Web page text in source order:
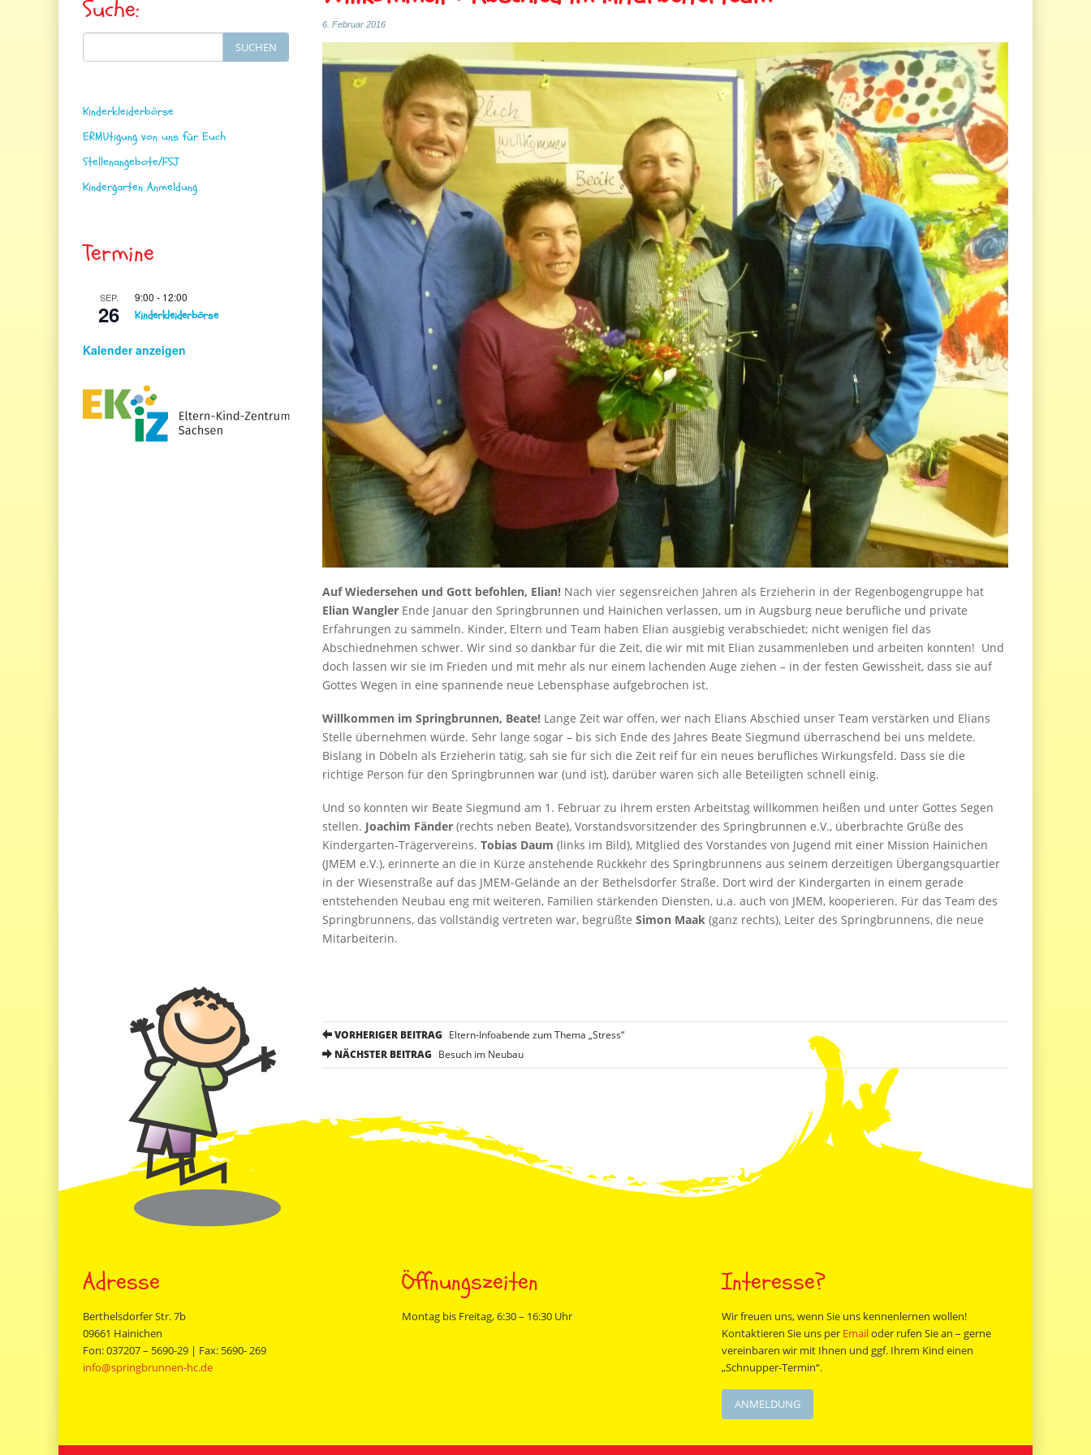
6. Februar 2016
Auf Wiedersehen und Gott befohlen, Elian! Nach vier segensreichen Jahren als Erzieherin in der Regenbogengruppe hat
Elian Wangler Ende Januar den Springbrunnen und Hainichen verlassen, um in Augsburg neue berufliche und private
Erfahrungen zu sammeln. Kinder, Eltern und Team haben Elian ausgiebig verabschiedet; nicht wenigen fiel das
Abschiednehmen schwer. Wir sind so dankbar für die Zeit, die wir mit mit Elian zusammenleben und arbeiten konnten! Und
doch lassen wir sie im Frieden und mit mehr als nur einem lachenden Auge ziehen – in der festen Gewissheit, dass sie auf
Gottes Wegen in eine spannende neue Lebensphase aufgebrochen ist.
Willkommen im Springbrunnen, Beate! Lange Zeit war offen, wer nach Elians Abschied unser Team verstärken und Elians
Stelle übernehmen würde. Sehr lange sogar – bis sich Ende des Jahres Beate Siegmund überraschend bei uns meldete.
Bislang in Döbeln als Erzieherin tätig, sah sie für sich die Zeit reif für ein neues berufliches Wirkungsfeld. Dass sie die
richtige Person für den Springbrunnen war (und ist), darüber waren sich alle Beteiligten schnell einig.
Und so konnten wir Beate Siegmund am 1. Februar zu ihrem ersten Arbeitstag willkommen heißen und unter Gottes Segen
stellen. Joachim Fänder (rechts neben Beate), Vorstandsvorsitzender des Springbrunnen e.V., überbrachte Grüße des
Kindergarten-Trägervereins. Tobias Daum (links im Bild), Mitglied des Vorstandes von Jugend mit einer Mission Hainichen
(JMEM e.V.), erinnerte an die in Kürze anstehende Rückkehr des Springbrunnens aus seinem derzeitigen Übergangsquartier
in der Wiesenstraße auf das JMEM-Gelände an der Bethelsdorfer Straße. Dort wird der Kindergarten in einem gerade
entstehenden Neubau eng mit weiteren, Familien stärkenden Diensten, u.a. auch von JMEM, kooperieren. Für das Team des
Springbrunnens, das vollständig vertreten war, begrüßte Simon Maak (ganz rechts), Leiter des Springbrunnens, die neue
Mitarbeiterin.
P
o
VORHERIGER BEITRAG Eltern-Infoabende zum Thema „Stress“
NÄCHSTER BEITRAG Besuch im Neubau
Suche:
Search
for:
SUCHEN
Kinderkleiderbörse
ERMUtigung von uns für Euch
Stellenangebote/FSJ
Kindergarten Anmeldung
Termine
SEP.
26
9:00 - 12:00
Kinderkleiderbörse
Kalender anzeigen
Adresse
Berthelsdorfer Str. 7b
09661 Hainichen
Fon: 037207 – 5690-29 | Fax: 5690- 269
info@springbrunnen-hc.de
Öffnungszeiten
Montag bis Freitag, 6:30 – 16:30 Uhr
Interesse?
Wir freuen uns, wenn Sie uns kennenlernen wollen!
Kontaktieren Sie uns per Emailoder rufen Sie an – gerne
vereinbaren wir mit Ihnen und ggf. Ihrem Kind einen
„Schnupper-Termin“.
ANMELDUNG